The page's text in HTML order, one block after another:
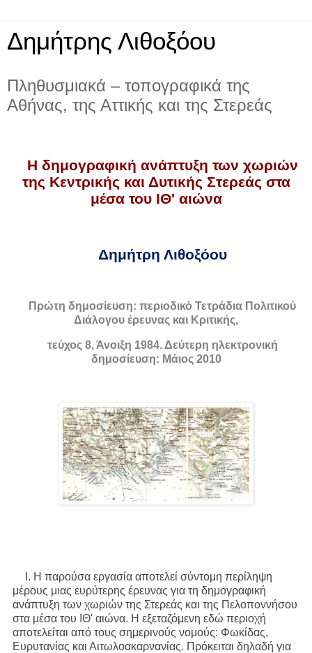
Δημήτρης Λιθοξόου
Πληθυσμιακά – τοπογραφικά της
Αθήνας, της Αττικής και της Στερεάς
Η δημογραφική ανάπτυξη των χωριών
της Κεντρικής και Δυτικής Στερεάς στα
μέσα του ΙΘ' αιώνα
Δημήτρη Λιθοξόου
Πρώτη δημοσίευση: περιοδικό Τετράδια Πολιτικού
Διάλογου έρευνας και Κριτικής,
τεύχος 8, Άνοιξη 1984. Δεύτερη ηλεκτρονική
δημοσίευση: Μάιος 2010
I. Η παρούσα εργασία αποτελεί σύντομη περίληψη
μέρους μιας ευρύτερης έρευνας για τη δημογραφική
ανάπτυξη των χωριών της Στερεάς και της Πελοποννήσου
στα μέσα του ΙΘ' αιώνα. Η εξεταζόμενη εδώ περιοχή
αποτελείται από τους σημερινούς νομούς: Φωκίδας,
Ευρυτανίας και Αιτωλοακαρνανίας. Πρόκειται δηλαδή για